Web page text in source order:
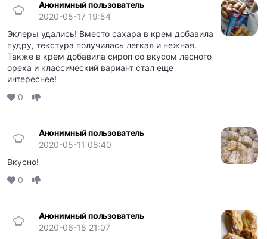
Анонимный пользователь
2020-05-17 19:54
Эклеры удались! Вместо сахара в крем добавила
пудру, текстура получилась легкая и нежная.
Также в крем добавила сироп со вкусом лесного
ореха и классический вариант стал еще
интереснее!
0
Анонимный пользователь
2020-05-11 08:40
Вкусно!
0
Анонимный пользователь
2020-06-18 21:07